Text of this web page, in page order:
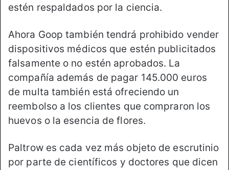
estén respaldados por la ciencia.
Ahora Goop también tendrá prohibido vender
dispositivos médicos que estén publicitados
falsamente o no estén aprobados. La
compañía además de pagar 145.000 euros
de multa también está ofreciendo un
reembolso a los clientes que compraron los
huevos o la esencia de flores.
Paltrow es cada vez más objeto de escrutinio
por parte de científicos y doctores que dicen